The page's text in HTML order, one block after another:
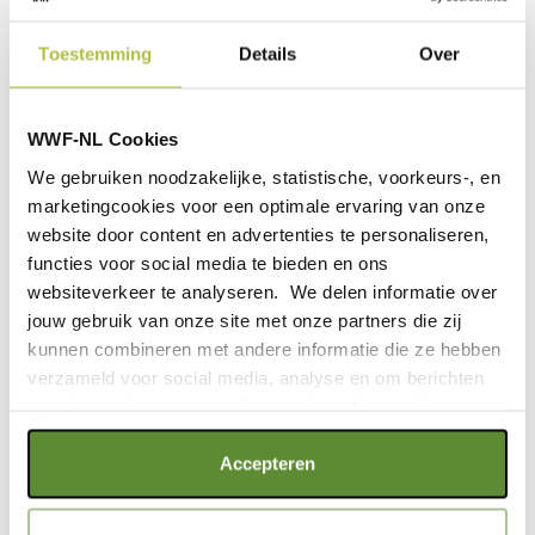
Toestemming Details Over
WWF-NL Cookies
We gebruiken noodzakelijke, statistische, voorkeurs-, en
marketingcookies voor een optimale ervaring van onze
website door content en advertenties te personaliseren,
functies voor social media te bieden en ons
websiteverkeer te analyseren. We delen informatie over
jouw gebruik van onze site met onze partners die zij
kunnen combineren met andere informatie die ze hebben
verzameld voor social media, analyse en om berichten
Als je op "Alle cookies accepteren" klikt, ga je akkoord
met een optimaal gebruik van de website. Als je niet alle
Accepteren
Oproep aan minister Van
vertegenwoordigd. Om de huidige wetgeving intact te
grondwater verder te kunnen realiseren en het verlies van
biodiversiteit tegen te blijven gaan, roepen wij – samen
met andere Nederlandse natuurorganisaties - minister
Cora van Nieuwenhuizen van Infrastructuur en Waterstaat
op om zich in te zetten voor het ongewijzigd behouden
van de huidige Kaderrichtlijn Water.
GERELATEERDE ARTIKELEN